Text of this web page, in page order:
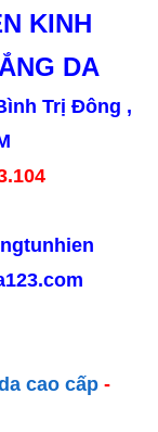
KINH
DA
Trị Đông ,
cao cấp -